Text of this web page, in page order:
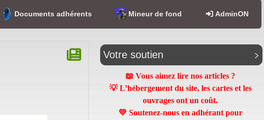
Documents adhérents Mineur de fond AdminON
Votre soutien
📖 Vous aimez lire nos articles ?
💡 L’hébergement du site, les cartes et les
ouvrages ont un coût.
💛 Soutenez-nous en adhérant pour